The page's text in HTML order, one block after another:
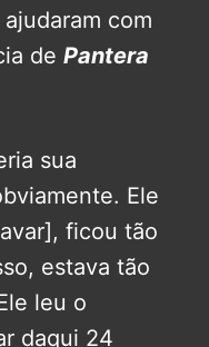
com
de Pantera
sua
Ele
ficou tão
estava tão
leu o
daqui 24